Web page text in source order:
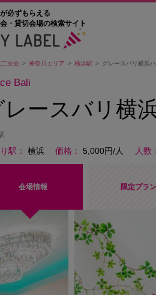
必ずもらえる
・貸切会場の検索サイト
二次会 神奈川エリア 横浜駅 グレースバリ横浜
Bali
レースバリ横
駅 横浜 価格 5,000円/人 人数
会場情報 限定プラン